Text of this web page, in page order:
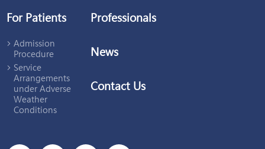
For Patients
Admission
Procedure
Service
Arrangements
under Adverse
Weather
Conditions
Professionals
News
Contact Us